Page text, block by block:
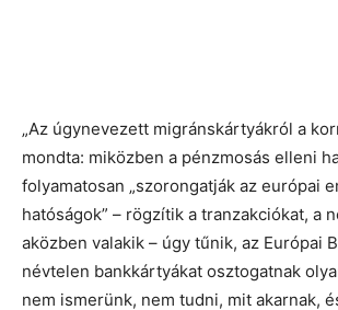
„Az úgynevezett migránskártyákról a
mondta: miközben a pénzmosás elleni
folyamatosan „szorongatják az európai
hatóságok” – rögzítik a tranzakciókat, a
aközben valakik – úgy tűnik, az Európai
névtelen bankkártyákat osztogatnak
nem ismerünk, nem tudni, mit akarnak,